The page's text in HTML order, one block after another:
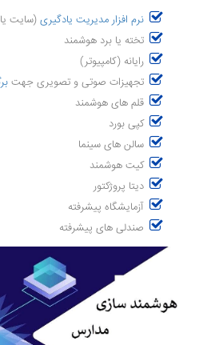
نرم افزار مدیریت یادگیری (سایت
تخته یا برد هوشمند
رایانه (کامپیوتر)
تجهیزات صوتی و تصویری جهت
قلم های هوشمند
کپی بورد
سالن های سینما
کیت هوشمند
دیتا پروژکتور
آزمایشگاه پیشرفته
صندلی های پیشرفته